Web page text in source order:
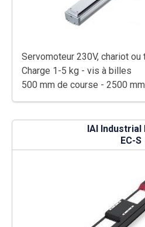
Servomoteur 230V, chariot ou
Charge 1-5 kg - vis à billes
500 mm de course - 2500
IAI Industrial
EC-S